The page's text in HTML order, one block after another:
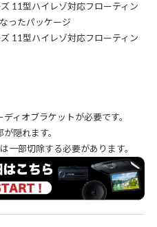
11型ハイレゾ対応フローティン
ったパッケージ
11型ハイレゾ対応フローティン
ケットが必要です。
ます。
する必要があります。